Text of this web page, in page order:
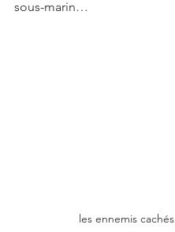
sous-marin…
les ennemis cachés